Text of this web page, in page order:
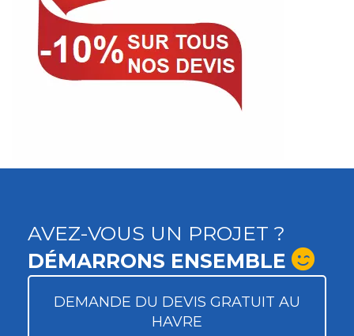
AVEZ-VOUS UN PROJET ?
DÉMARRONS ENSEMBLE
DEMANDE DU DEVIS GRATUIT AU
HAVRE